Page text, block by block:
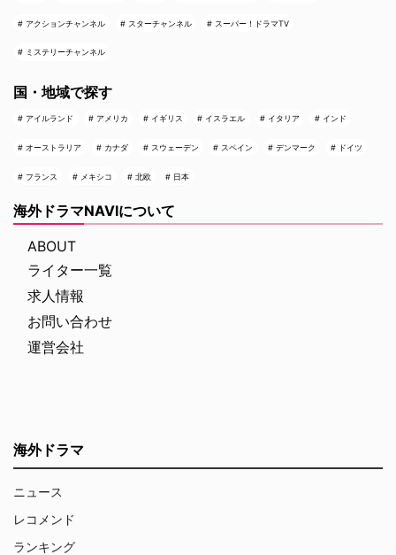
アクションチャンネル スターチャンネル スーパー！ドラマTV
ミステリーチャンネル
国・地域で探す
アイルランド アメリカ イギリス イスラエル イタリア インド
オーストラリア カナダ スウェーデン スペイン デンマーク ドイツ
フランス メキシコ 北欧 日本
海外ドラマNAVIについて
ABOUT
ライター一覧
求人情報
お問い合わせ
運営会社
海外ドラマ
ニュース
レコメンド
ランキング